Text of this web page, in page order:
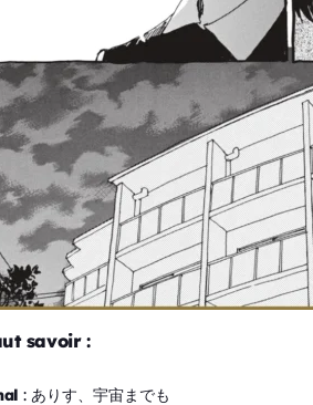
savoir :
: ありす、宇宙までも